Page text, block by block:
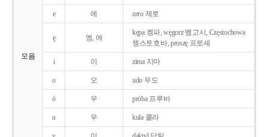
모음
e 에 zero 제로
ę 엥, 에
kępa 켕파, węgorz 벵고시, Częstochowa
쳉스토호바, proszę 프로셰
i 이 zima 지마
o 오 udo 우도
ó 우 próba 프루바
u 우 kula 쿨라